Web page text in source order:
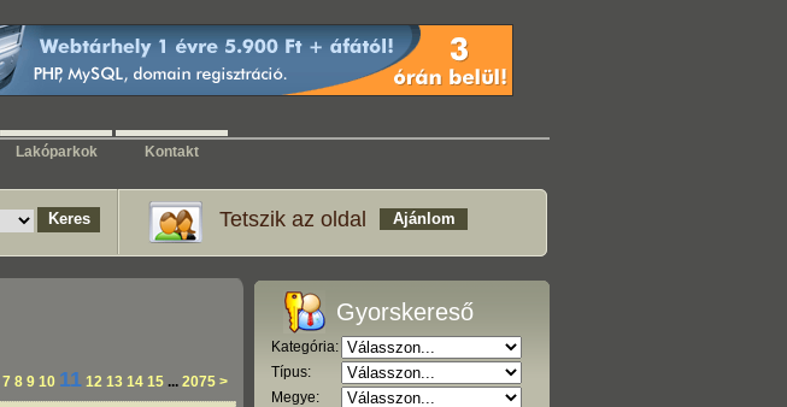
Lakóparkok Kontakt
Tetszik az oldal
7 8 9 10 11 12 13 14 15 ... 2075 >
Gyorskereső
Kategória:
Típus:
Megye: